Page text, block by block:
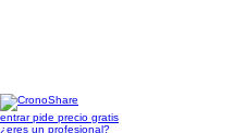
entrarpide precio gratis
¿eres un profesional?